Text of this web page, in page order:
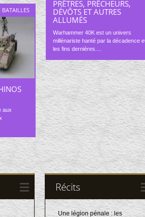
PRÊTRES, PRÊCHEURS,
DÉVÔTS ET AUTRES
ALLUMÉS
Warhammer 40K est un univers
millénariste hanté par la décadence
les fins dernières....
BATAILLES
aux
Récits
Une légion pénale : les